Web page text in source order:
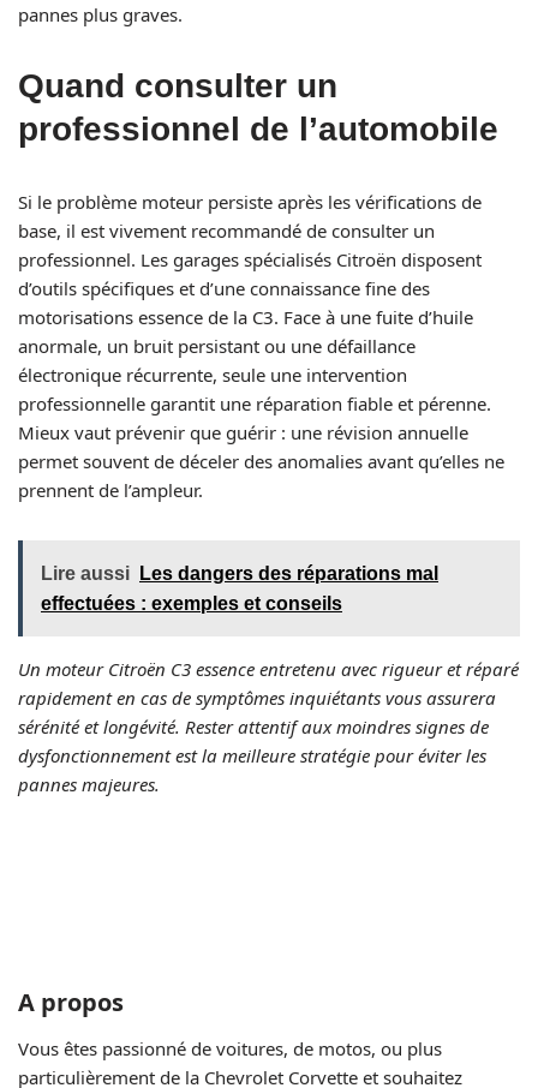
pannes plus graves.
Quand consulter un
professionnel de l’automobile
Si le problème moteur persiste après les vérifications de
base, il est vivement recommandé de consulter un
professionnel. Les garages spécialisés Citroën disposent
d’outils spécifiques et d’une connaissance fine des
motorisations essence de la C3. Face à une fuite d’huile
anormale, un bruit persistant ou une défaillance
électronique récurrente, seule une intervention
professionnelle garantit une réparation fiable et pérenne.
Mieux vaut prévenir que guérir : une révision annuelle
permet souvent de déceler des anomalies avant qu’elles ne
prennent de l’ampleur.
Lire aussi
Les dangers des réparations mal
effectuées : exemples et conseils
Un moteur Citroën C3 essence entretenu avec rigueur et réparé
rapidement en cas de symptômes inquiétants vous assurera
sérénité et longévité. Rester attentif aux moindres signes de
dysfonctionnement est la meilleure stratégie pour éviter les
pannes majeures.
A propos
Vous êtes passionné de voitures, de motos, ou plus
particulièrement de la Chevrolet Corvette et souhaitez